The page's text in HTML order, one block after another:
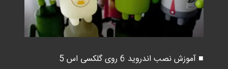
■ آموزش نصب اندروید 6 روی گلکسی اس 5